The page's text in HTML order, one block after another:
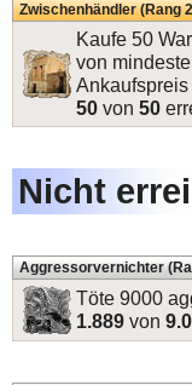
Zwischenhändler (Rang
Kaufe 50
von
50 von 50
Nicht
Aggressorvernichter
Töte 9000
1.889 von